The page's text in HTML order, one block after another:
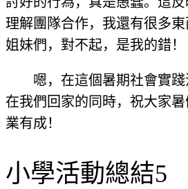
理解團隊合作，我還有很多
姐妹們，對不起，是我的錯！
嗯，在這個暑期社會實踐
在我們回家的同時，祝大家
業有成！
小學活動總結5